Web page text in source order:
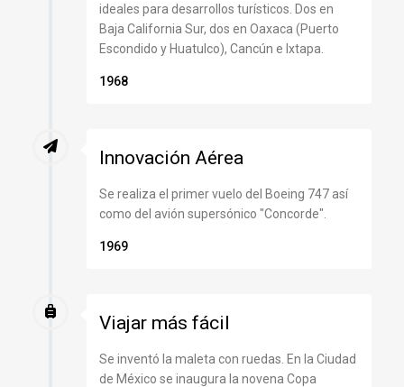
ideales para desarrollos turísticos. Dos en
Baja California Sur, dos en Oaxaca (Puerto
Escondido y Huatulco), Cancún e Ixtapa.
1968
Innovación Aérea
Se realiza el primer vuelo del Boeing 747 así
como del avión supersónico "Concorde".
1969
Viajar más fácil
Se inventó la maleta con ruedas. En la Ciudad
de México se inaugura la novena Copa